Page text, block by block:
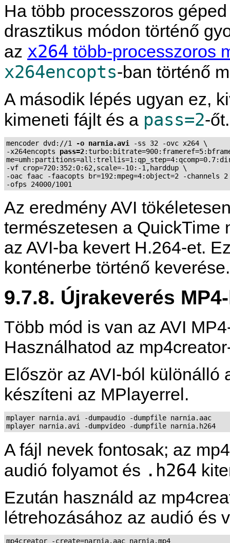
Ha több processzoros
drasztikus módon történő
az x264 több-processzoros
x264encopts-ban történő
A második lépés ugyan ez,
kimeneti fájlt és a pass=2-őt.
mencoder dvd://1 -o narnia.avi
-ss 32 -ovc x264 \
-x264encopts pass=2
-vf crop=720:352:0:62,scale=-10:-1,harddup \
-oac faac -faacopts br=192:mpeg=4:object=2 -channels
-ofps 24000/1001
Az eredmény AVI
természetesen a QuickTime
az AVI-ba kevert H.264-et.
konténerbe történő keverése.
9.7.8. Újrakeverés
Több mód is van az AVI
Használhatod az mp4creator
Először az AVI-ból különálló
készíteni az MPlayerrel.
mplayer narnia.avi -dumpaudio -dumpfile narnia.aac
mplayer narnia.avi -dumpvideo -dumpfile narnia.h264
A fájl nevek fontosak; az
audió folyamot és .h264
Ezután használd az
létrehozásához az audió és
mp4creator -create=narnia.aac narnia.mp4